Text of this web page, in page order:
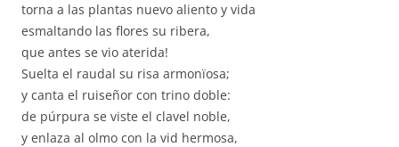
torna a las plantas nuevo aliento y vida
esmaltando las flores su ribera,
que antes se vio aterida!
Suelta el raudal su risa armonïosa;
y canta el ruiseñor con trino doble:
de púrpura se viste el clavel noble,
y enlaza al olmo con la vid hermosa,